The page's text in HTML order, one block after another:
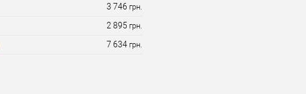
3 746 грн.
2 895 грн.
7 634 грн.